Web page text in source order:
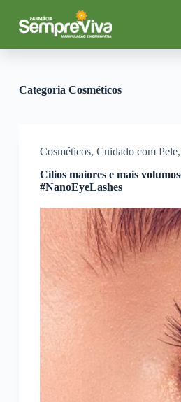
u
a
Categoria Cosméticos
Cosméticos, Cuidado com
Cílios maiores e mais
#NanoEyeLashes